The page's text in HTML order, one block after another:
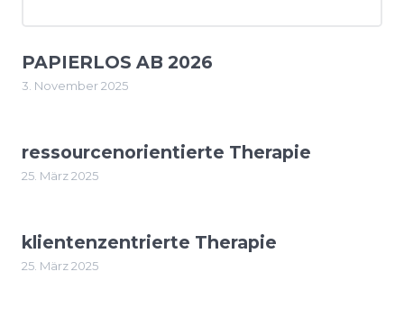
PAPIERLOS AB 2026
3. November 2025
ressourcenorientierte Therapie
25. März 2025
klientenzentrierte Therapie
25. März 2025